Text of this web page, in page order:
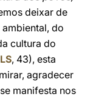
deixar de
do
cultura do
LS, 43), esta
agradecer
manifesta nos